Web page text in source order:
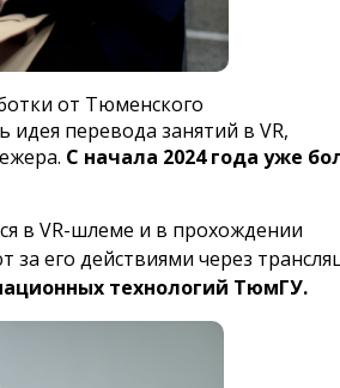
от Тюменского
идея перевода занятий в VR,
С начала 2024 года уже
в VR-шлеме и в прохождении
его действиями через
технологий ТюмГУ.